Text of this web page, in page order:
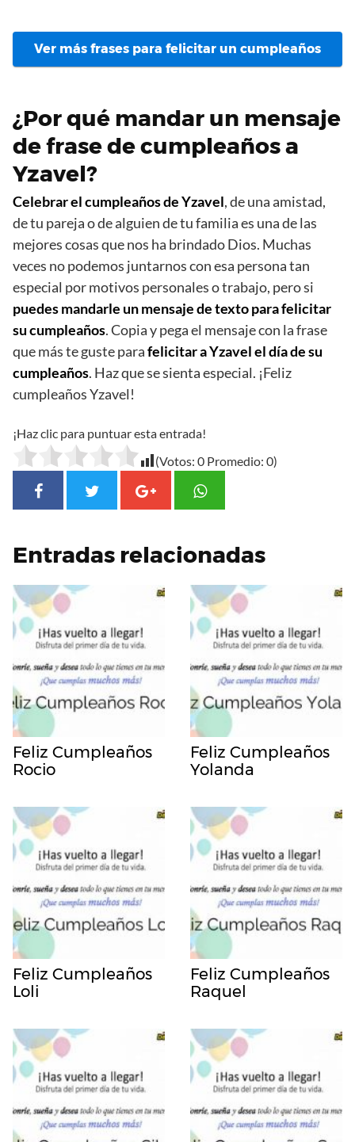
Ver más frases para felicitar un cumpleaños
¿Por qué mandar un mensaje
de frase de cumpleaños a
Yzavel?
Celebrar el cumpleaños de Yzavel, de una amistad,
de tu pareja o de alguien de tu familia es una de las
mejores cosas que nos ha brindado Dios. Muchas
veces no podemos juntarnos con esa persona tan
especial por motivos personales o trabajo, pero si
puedes mandarle un mensaje de texto para felicitar
su cumpleaños. Copia y pega el mensaje con la frase
que más te guste parafelicitar a Yzavel el día de su
cumpleaños. Haz que se sienta especial. ¡Feliz
cumpleaños Yzavel!
¡Haz clic para puntuar esta entrada!
(Votos: 0 Promedio: 0)
Entradas relacionadas
Feliz Cumpleaños
Rocio
Feliz Cumpleaños
Yolanda
Feliz Cumpleaños
Loli
Feliz Cumpleaños
Raquel